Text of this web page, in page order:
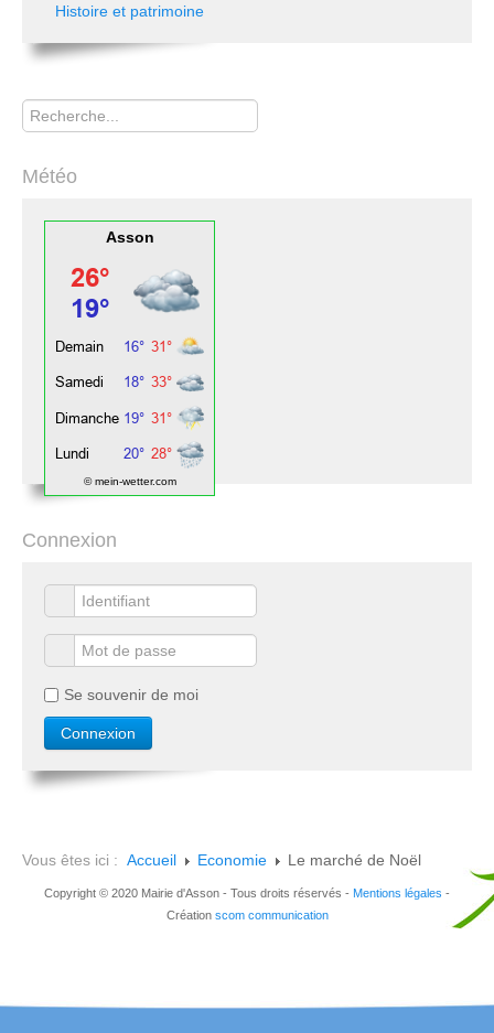
Histoire et patrimoine
Rechercher
Météo
Asson
© mein-wetter.com
Connexion
Se souvenir de moi
Vous êtes ici : Accueil Economie Le marché de Noël
Copyright © 2020 Mairie d'Asson - Tous droits réservés - Mentions légales -
Création scom communication